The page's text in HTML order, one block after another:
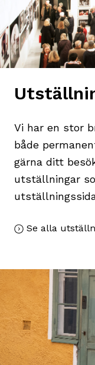
Vi har en stor
både
gärna ditt
utställningar
Se alla